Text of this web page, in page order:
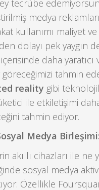
tecrübe
medya
kullanımı maliyet
dolayı pek yaygın
daha yaratıcı
tahmin
reality gibi
ile etkiletişimi
tahmin ediyor.
Medya Birleşimi:
akıllı cihazları ile ne
sosyal medya
Özellikle